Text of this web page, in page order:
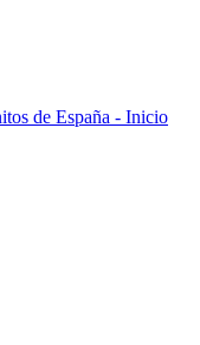
de España - Inicio